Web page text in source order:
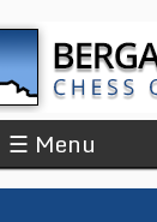
☰ Menu